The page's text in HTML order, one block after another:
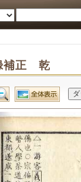
補正 乾